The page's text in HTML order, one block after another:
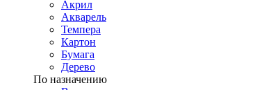
Акрил
Акварель
Темпера
Картон
Бумага
Дерево
По назначению